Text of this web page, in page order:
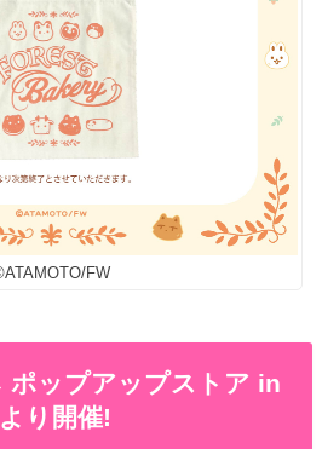
FW
ポップアップストア in
り開催!